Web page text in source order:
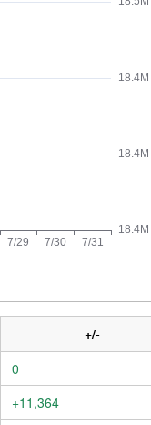
+/-
0
+11,364